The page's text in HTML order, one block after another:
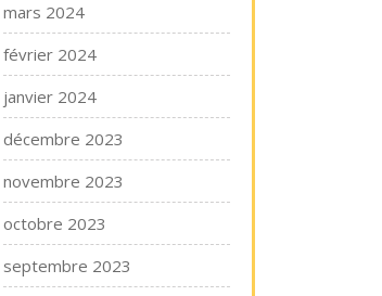
mars 2024
février 2024
janvier 2024
décembre 2023
novembre 2023
octobre 2023
septembre 2023